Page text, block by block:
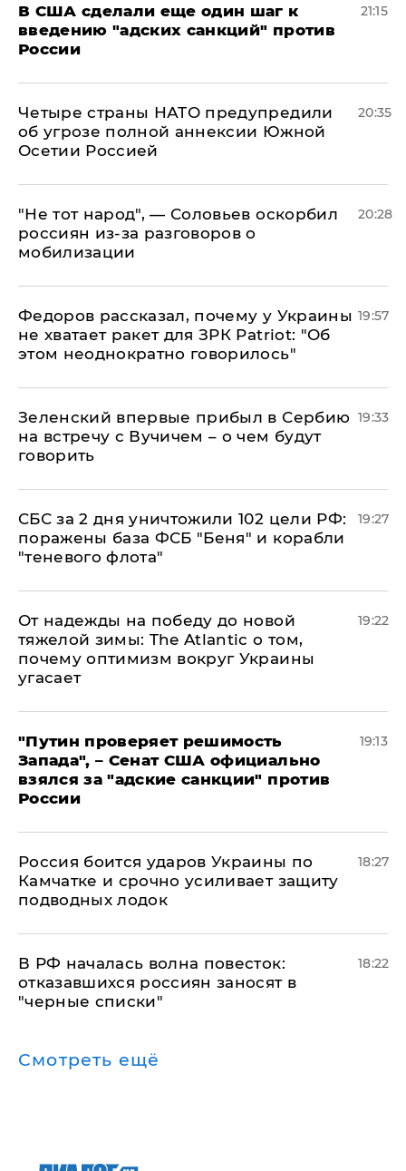
В США сделали еще один шаг к
введению "адских санкций" против
России
21:15
Четыре страны НАТО предупредили
об угрозе полной аннексии Южной
Осетии Россией
20:35
​"Не тот народ", — Соловьев оскорбил
россиян из-за разговоров о
мобилизации
20:28
Федоров рассказал, почему у Украины
не хватает ракет для ЗРК Patriot: "Об
этом неоднократно говорилось"
19:57
Зеленский впервые прибыл в Сербию
на встречу с Вучичем – о чем будут
говорить
19:33
СБС за 2 дня уничтожили 102 цели РФ:
поражены база ФСБ "Беня" и корабли
"теневого флота"
19:27
От надежды на победу до новой
тяжелой зимы: The Atlantic о том,
почему оптимизм вокруг Украины
угасает
19:22
"Путин проверяет решимость
Запада", – Сенат США официально
взялся за "адские санкции" против
России
19:13
Россия боится ударов Украины по
Камчатке и срочно усиливает защиту
подводных лодок
18:27
​В РФ началась волна повесток:
отказавшихся россиян заносят в
"черные списки"
18:22
Смотреть ещё